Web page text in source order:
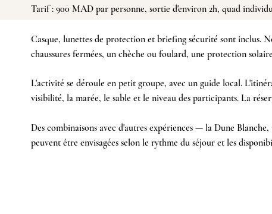
Tarif : 900 MAD par personne, sortie d'environ 2h, quad
Casque, lunettes de protection et briefing sécurité sont inclus.
chaussures fermées, un chèche ou foulard, une protection
L'activité se déroule en petit groupe, avec un guide local.
visibilité, la marée, le sable et le niveau des participants. La
Des combinaisons avec d'autres expériences — la Dune
peuvent être envisagées selon le rythme du séjour et les